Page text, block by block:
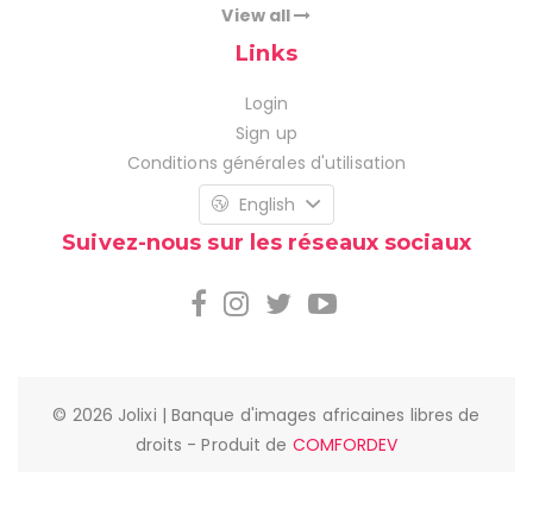
View all
Links
Login
Sign up
Conditions générales d'utilisation
English
Suivez-nous sur les réseaux sociaux
© 2026 Jolixi | Banque d'images africaines libres de
droits - Produit de COMFORDEV